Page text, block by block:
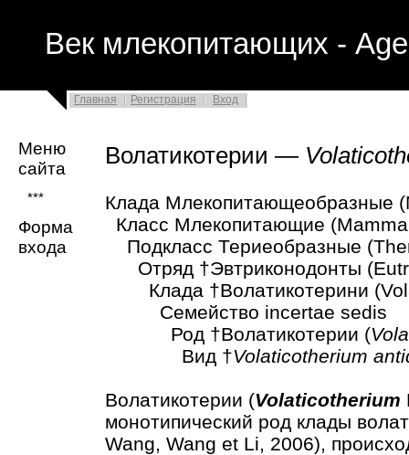
Век млекопитающих -
Главная Регистрация Вход
Меню
сайта
***
Форма
входа
Волатикотерии —
Клада Млекопитающеобразные
Класс Млекопитающие
Подкласс Териеобразные
Отряд †Эвтриконодонты
Клада †Волатикотерини
Семейство incertae sedis
Род †Волатикотерии (
Вид †Volaticotherium
Волатикотерии (Volaticotherium
монотипический род клады
Wang, Wang et Li, 2006),